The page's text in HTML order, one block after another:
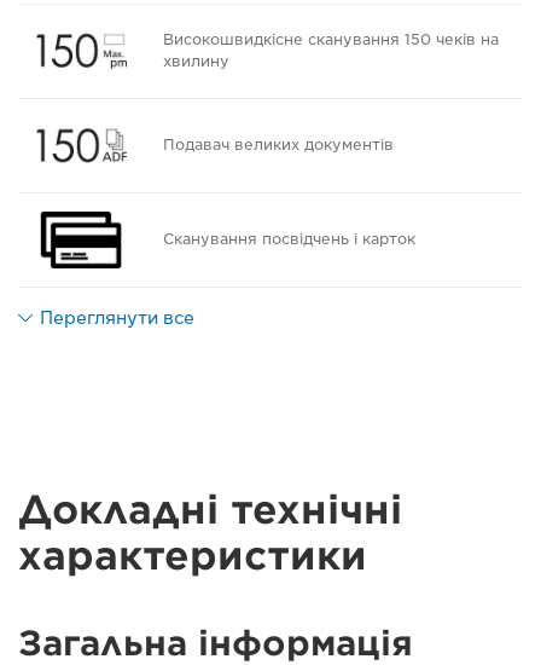
Високошвидкісне сканування 150 чеків на
хвилину
Подавач великих документів
Сканування посвідчень і карток
Переглянути все
Докладні технічні
характеристики
Загальна інформація